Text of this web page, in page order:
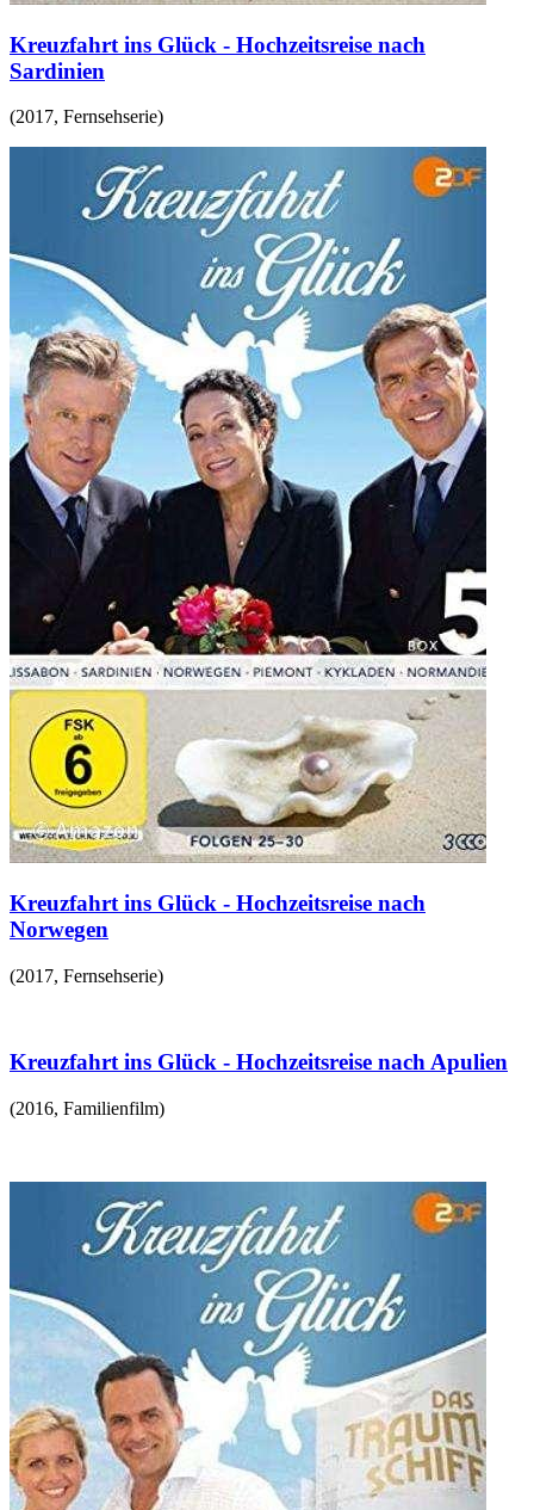
Kreuzfahrt ins Glück - Hochzeitsreise nach
Sardinien
(2017, Fernsehserie)
Kreuzfahrt ins Glück - Hochzeitsreise nach
Norwegen
(2017, Fernsehserie)
Kreuzfahrt ins Glück - Hochzeitsreise nach Apulien
(2016, Familienfilm)